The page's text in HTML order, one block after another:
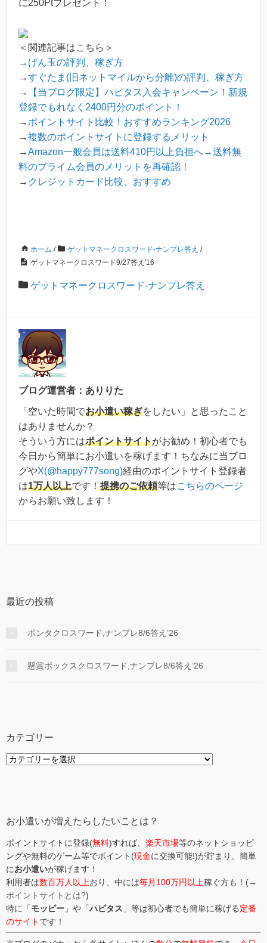
に250Ptプレゼント！
＜関連記事はこちら＞
→ げん玉の評判、稼ぎ方
→すぐたま(旧ネットマイルから分離)の評判、稼ぎ方
→
【当ブログ限定】ハピタス入会キャンペーン！新規
登録でもれなく2400円分のポイント！
→ ポイントサイト比較！おすすめランキング2026
→複数のポイントサイトに登録するメリット
→Amazon一般会員は送料410円以上負担へ→送料無
料のプライム会員のメリットを再確認！
→ クレジットカード比較、おすすめ
ホーム / ゲットマネークロスワード-ナンプレ答え /
ゲットマネークロスワード9/27答え'16
ゲットマネークロスワード-ナンプレ答え
ブログ運営者：ありりた
「空いた時間でお小遣い稼ぎをしたい」と思ったこと
はありませんか？
そういう方にはポイントサイトがお勧め！初心者でも
今日から簡単にお小遣いを稼げます！ちなみに当ブロ
グやX(@happy777song)経由のポイントサイト登録者
は1万人以上です！ 提携のご依頼等はこちらのページ
からお願い致します！
最近の投稿
ポンタクロスワード,ナンプレ8/6答え’26
懸賞ボックスクロスワード,ナンプレ8/6答え’26
カテゴリー
カ
お小遣いが増えたらしたいことは？
ポイントサイトに登録(無料)すれば、 楽天市場等のネットショッピ
ングや無料のゲーム等でポイント(現金に交換可能!)が貯まり、簡単
にお小遣いが稼げます！
利用者は数百万人以上おり、中には毎月100万円以上稼ぐ方も！(→
ポイントサイトとは?)
特に「モッピー 」や「ハピタス 」等は初心者でも簡単に稼げる定番
のサイト です！